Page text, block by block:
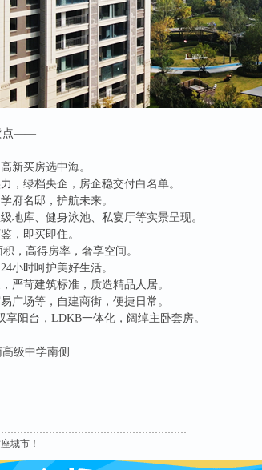
点——
新买房选中海。
，绿档央企，房企稳交付白名单。
府名邸，护航未来。
地库、健身泳池、私宴厅等实景呈现。
，即买即住。
，高得房率，奢享空间。
小时呵护美好生活。
严苛建筑标准，质造精品人居。
广场等，自建商街，便捷日常。
享阳台，LDKB一体化，阔绰主卧套房。
级中学南侧
城市！